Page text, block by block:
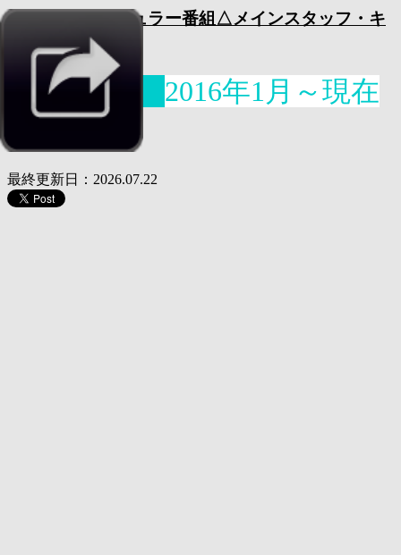
東映テレビ レギュラー番組△メインスタッフ・キ
ャスト一覧表
15. 回天期 2016年1月～現在
最終更新日：2026.07.22